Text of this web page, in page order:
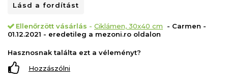
Lásd a fordítást
Ellenőrzött vásárlás - Ciklámen, 30x40 cm
- Carmen -
01.12.2021 - eredetileg a mezoni.ro oldalon
Hasznosnak találta ezt a véleményt?
Hozzászólni